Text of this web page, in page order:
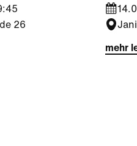
26
mehr